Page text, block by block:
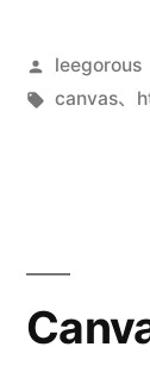
发
布
leegorous
标
canvas、